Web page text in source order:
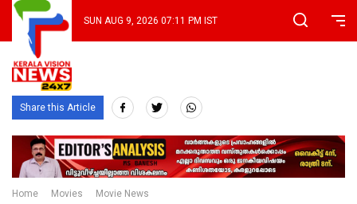
SUN AUG 9, 2026 07:11 PM IST
Share this Article
Home Movies Movie News